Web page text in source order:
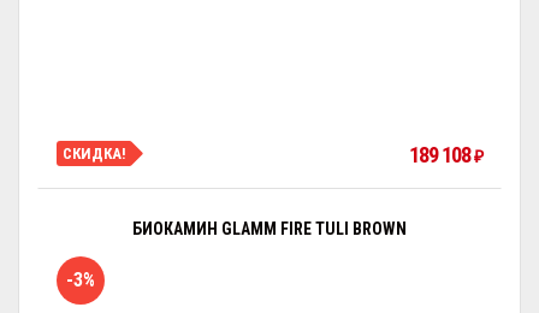
СКИДКА! 189 108₽
БИОКАМИН GLAMM FIRE TULI BROWN
-3%